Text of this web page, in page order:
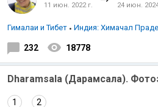
11 июн. 2022 г. 24 июн. 2024
Гималаи и Тибет Индия: Химачал
232 18778
Dharamsala (Дарамсала).
1 2